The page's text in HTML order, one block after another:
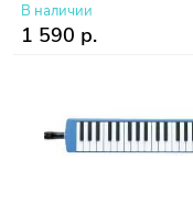
В наличии
1 590 р.